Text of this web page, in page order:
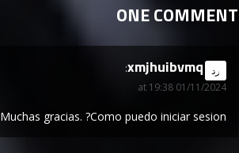
ONE COMMENT
xmjhuibvmq
says:
01/11/2024 at 19:38
رد
Muchas gracias. ?Como puedo iniciar sesion?